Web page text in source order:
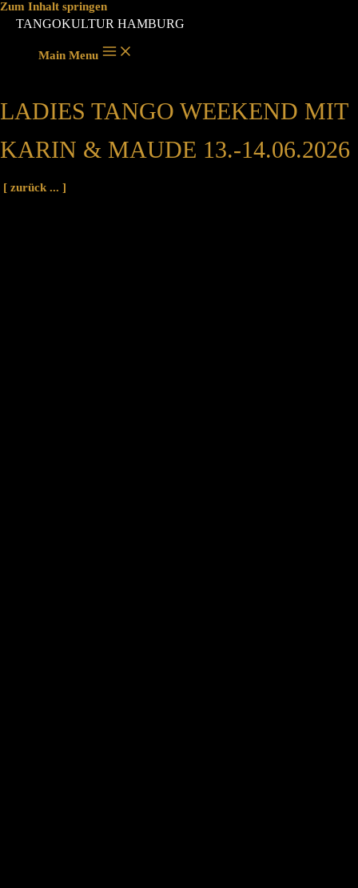
Zum Inhalt springen
TANGOKULTUR HAMBURG
Main Menu
LADIES TANGO WEEKEND MIT
KARIN & MAUDE 13.-14.06.2026
[ zurück ... ]